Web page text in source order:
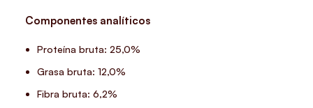
Componentes analíticos
Proteína bruta: 25,0%
Grasa bruta: 12,0%
Fibra bruta: 6,2%